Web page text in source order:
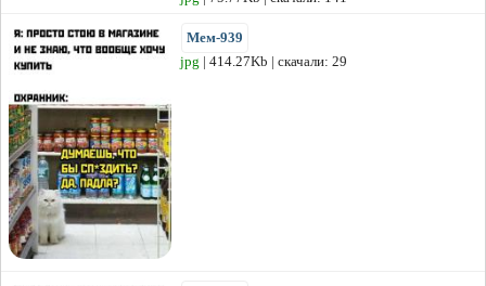
Мем-939
jpg | 414.27Kb | скачали: 29